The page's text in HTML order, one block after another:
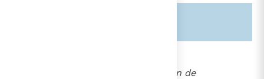
De symboliek van de